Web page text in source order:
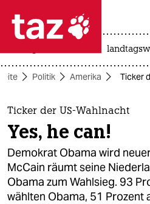
 taz zahl
taz zahl ich
themen
politik
öko
gesellschaft
Politik Amerika Ticker
Ticker der US-Wahlnacht
Yes, he can!
Demokrat Obama wird
McCain räumt seine
Obama zum Wahlsieg. 93
wählten Obama, 51 Prozent